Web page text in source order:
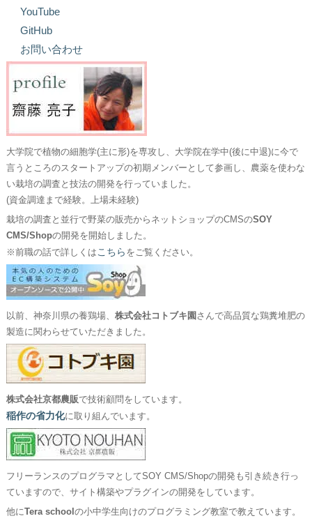
YouTube
GitHub
お問い合わせ
大学院で植物の細胞学(主に形)を専攻し、大学院在学中(後に中退)に今で
言うところのスタートアップの初期メンバーとして参画し、農薬を使わな
い栽培の調査と技法の開発を行っていました。
(資金調達まで経験。上場未経験)
栽培の調査と並行で野菜の販売からネットショップのCMSのSOY
CMS/Shopの開発を開始しました。
※前職の話で詳しくは こちら をご覧ください。
以前、神奈川県の養鶏場、 株式会社コトブキ園 さんで高品質な鶏糞堆肥の
製造に関わらせていただきました。
株式会社京都農販で技術顧問をしています。
稲作の省力化に取り組んでいます。
フリーランスのプログラマとしてSOY CMS/Shopの開発も引き続き行っ
ていますので、サイト構築やプラグインの開発をしています。
他にTera school の小中学生向けのプログラミング教室で教えています。